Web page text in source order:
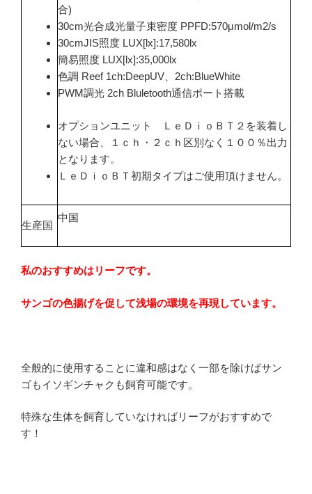
合)
30cm光合成光量子束密度 PPFD:570μmol/m2/s
30cmJIS照度 LUX[lx]:17,580lx
簡易照度 LUX[lx]:35,000lx
色調 Reef 1ch:DeepUV、2ch:BlueWhite
PWM調光 2ch Bluletooth通信ポート搭載
オプションユニット ＬｅＤｉｏＢＴ２を装着し
ない場合、１ｃｈ・２ｃｈ区別なく１００％出力
となります。
ＬｅＤｉｏＢＴ初期タイプはご使用頂けません。
生産国
中国
私のおすすめはリーフです。
サンゴの色揚げを促して浅場の環境を再現しています。
全般的に使用することに違和感はなく一部を除けばサン
ゴもイソギンチャクも飼育可能です。
特殊な生体を飼育していなければリーフがおすすめで
す！